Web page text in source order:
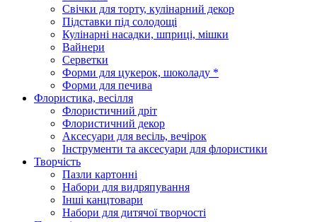
Свічки для торту, кулінарний декор
Підставки під солодощі
Кулінарні насадки, шприці, мішки
Вайнери
Серветки
Форми для цукерок, шоколаду *
Форми для печива
Флористика, весілля
Флористичний дріт
Флористичний декор
Аксесуари для весіль, вечірок
Інструменти та аксесуари для флористики
Творчість
Пазли картонні
Набори для видряпування
Інші канцтовари
Набори для дитячої творчості